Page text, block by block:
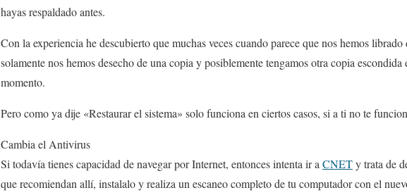
hayas respaldado antes.
Con la experiencia he descubierto que muchas veces cuando parece que nos hemos
solamente nos hemos desecho de una copia y posiblemente tengamos otra copia
momento.
Pero como ya dije «Restaurar el sistema» solo funciona en ciertos casos, si a ti no te
Cambia el Antivirus
Si todavía tienes capacidad de navegar por Internet, entonces intenta ir a CNETy trata de
que recomiendan allí, instalalo y realiza un escaneo completo de tu computador con el